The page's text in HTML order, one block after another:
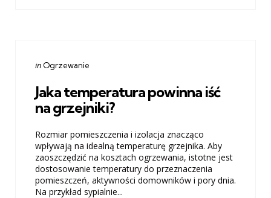
Categories
Posted
in Ogrzewanie
Jaka temperatura powinna iść
na grzejniki?
Rozmiar pomieszczenia i izolacja znacząco
wpływają na idealną temperaturę grzejnika. Aby
zaoszczędzić na kosztach ogrzewania, istotne jest
dostosowanie temperatury do przeznaczenia
pomieszczeń, aktywności domowników i pory dnia.
Na przykład sypialnie...